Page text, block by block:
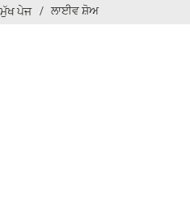
ਮੁੱਖ ਪੇਜ ਲਾਈਵ ਸ਼ੋਅ